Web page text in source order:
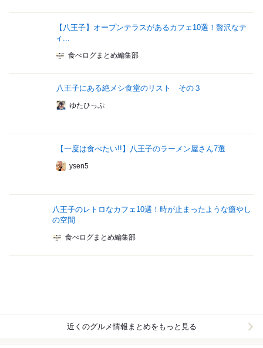
【八王子】オープンテラスがあるカフェ10選！贅沢なテ
ィ...
食べログまとめ編集部
八王子にある絶メシ食堂のリスト その３
ゆたひっぷ
【一度は食べたい!!】八王子のラーメン屋さん7選
ysen5
八王子のレトロなカフェ10選！時が止まったような癒やし
の空間
食べログまとめ編集部
近くのグルメ情報まとめをもっと見る